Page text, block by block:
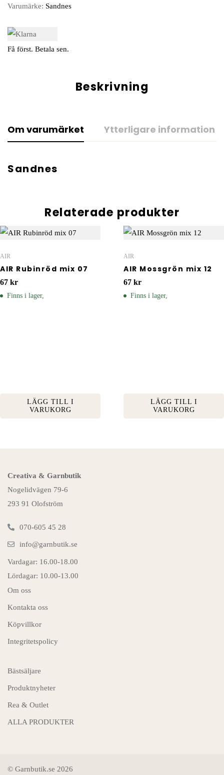
Varumärke: Sandnes
Få först. Betala sen.
Beskrivning
Om varumärket Ytterligare information
Sandnes
Relaterade produkter
AIR
AIR Rubinröd mix 07
67 kr
Finns i lager,
LÄGG TILL I
VARUKORG
AIR
AIR Mossgrön mix 12
67 kr
Finns i lager,
LÄGG TILL I
VARUKORG
Creativa & Garnbutik
Nogelidvägen 79-6
293 91 Olofström
070-605 45 28
info@garnbutik.se
Vardagar: 16.00-18.00
Lördagar: 10.00-13.00
Om oss
Kontakta oss
Köpvillkor
Integritetspolicy
Bästsäljare
Produktnyheter
Rea & Outlet
ALLA PRODUKTER
© Garnbutik.se 2026